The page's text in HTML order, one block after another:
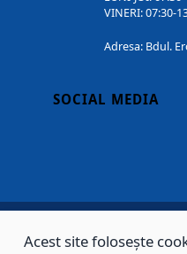
VINERI: 07:30-
Adresa: Bdul.
SOCIAL MEDIA
Acest site folosește